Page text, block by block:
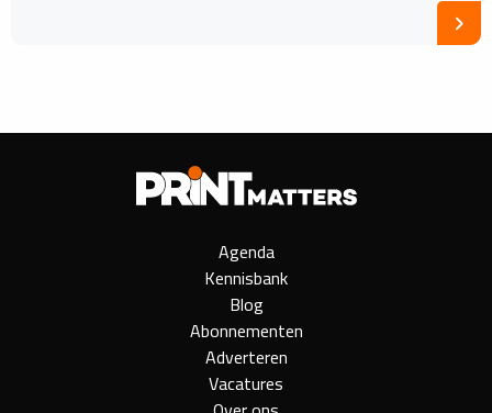
Agenda
Kennisbank
Blog
Abonnementen
Adverteren
Vacatures